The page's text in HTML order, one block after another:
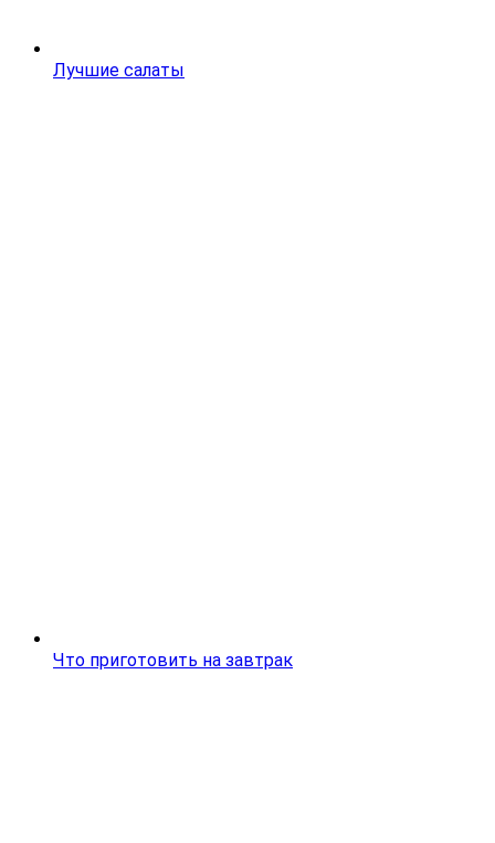
Лучшие салаты
Что приготовить на завтрак